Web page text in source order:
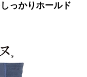
っかりホールド